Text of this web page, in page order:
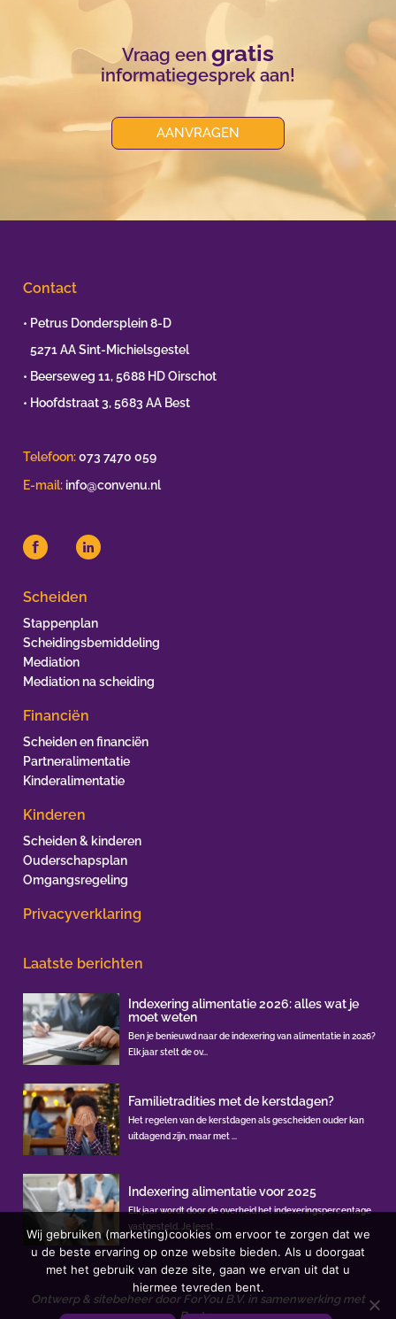
Vraag een gratis
informatiegesprek aan!
AANVRAGEN
Contact
• Petrus Dondersplein 8-D
5271 AA Sint-Michielsgestel
• Beerseweg 11, 5688 HD Oirschot
• Hoofdstraat 3, 5683 AA Best
Telefoon:073 7470 059
E-mail: info@convenu.nl
Scheiden
Stappenplan
Scheidingsbemiddeling
Mediation
Mediation na scheiding
Financiën
Scheiden en financiën
Partneralimentatie
Kinderalimentatie
Kinderen
Scheiden & kinderen
Ouderschapsplan
Omgangsregeling
Privacyverklaring
Laatste berichten
Indexering alimentatie 2026: alles wat je
moet weten
Ben je benieuwd naar de indexering van alimentatie in 2026?
Elk jaar stelt de ov...
Familietradities met de kerstdagen?
Het regelen van de kerstdagen als gescheiden ouder kan
uitdagend zijn, maar met ...
Indexering alimentatie voor 2025
Elk jaar wordt door de overheid het indexeringspercentage
vastgesteld. Je leest ...
Ontwerp & sitebeheer door ForYou B.V. in samenwerking met
Best4u
Wij gebruiken (marketing)cookies om ervoor te zorgen dat we
u de beste ervaring op onze website bieden. Als u doorgaat
met het gebruik van deze site, gaan we ervan uit dat u
hiermee tevreden bent.